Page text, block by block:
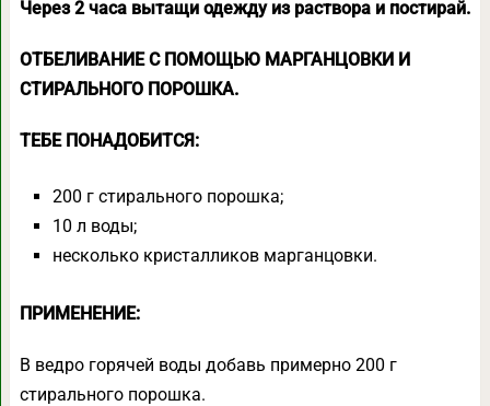
Через 2 часа вытащи одежду из раствора и постирай.
ОТБЕЛИВАНИЕ С ПОМОЩЬЮ МАРГАНЦОВКИ И
СТИРАЛЬНОГО ПОРОШКА.
ТЕБЕ ПОНАДОБИТСЯ:
200 г стирального порошка;
10 л воды;
несколько кристалликов марганцовки.
ПРИМЕНЕНИЕ:
В ведро горячей воды добавь примерно 200 г
стирального порошка.